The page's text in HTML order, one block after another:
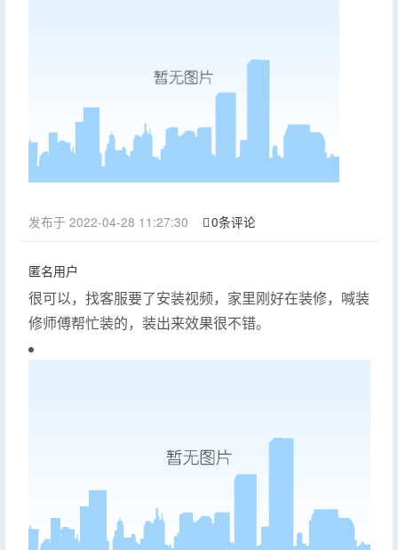
发布于 2022-04-28 11:27:30 0条评论
匿名用户
很可以，找客服要了安装视频，家里刚好在装修，喊装
修师傅帮忙装的，装出来效果很不错。